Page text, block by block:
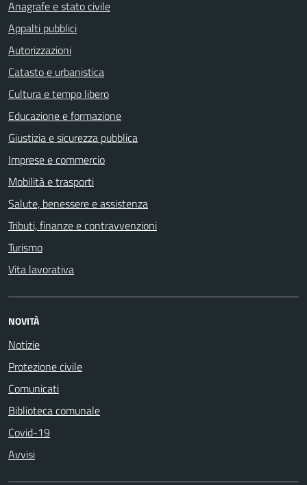
Anagrafe e stato civile
Appalti pubblici
Autorizzazioni
Catasto e urbanistica
Cultura e tempo libero
Educazione e formazione
Giustizia e sicurezza pubblica
Imprese e commercio
Mobilità e trasporti
Salute, benessere e assistenza
Tributi, finanze e contravvenzioni
Turismo
Vita lavorativa
NOVITÀ
Notizie
Protezione civile
Comunicati
Biblioteca comunale
Covid-19
Avvisi